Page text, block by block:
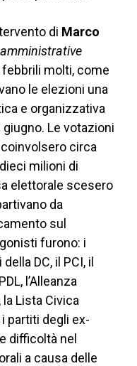
di Marco
molti, come
le elezioni una
e organizzativa
Le votazioni
circa
milioni di
elettorale scesero
da
sul
furono: i
DC, il PCI, il
l’Alleanza
la Lista Civica
partiti degli ex-
difficoltà nel
a causa delle